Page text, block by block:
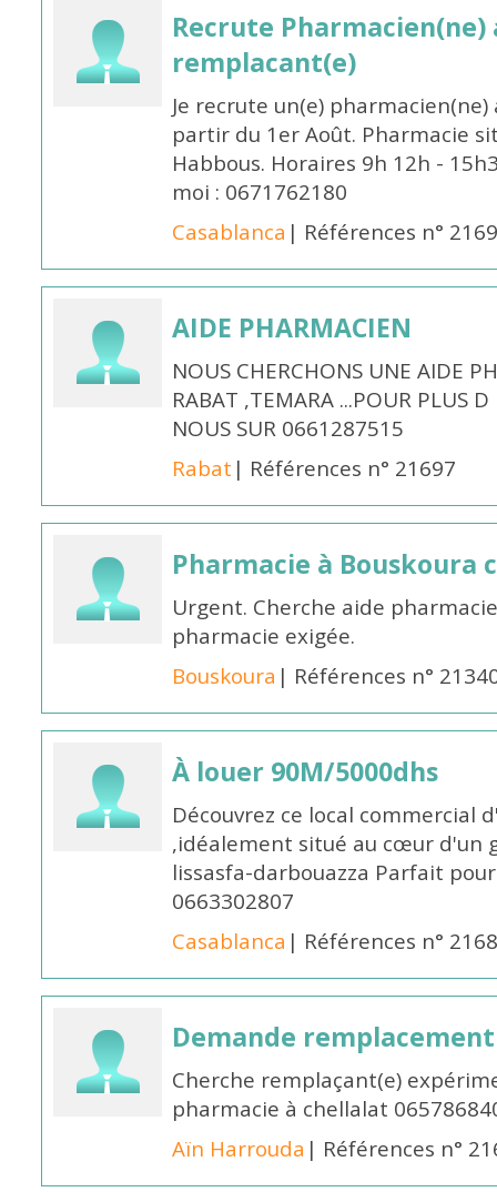
Recrute
remplacant(e)
Je recrute un(e)
partir du 1er Août. Pharmacie
Habbous. Horaires 9h 12h -
moi : 0671762180
Casablanca | Références n°
AIDE PHARMACIEN
NOUS CHERCHONS UNE AIDE
RABAT ,TEMARA ...POUR PLUS
NOUS SUR 0661287515
Rabat | Références n° 21697
Pharmacie à Bouskoura
Urgent. Cherche aide
pharmacie exigée.
Bouskoura | Références n°
À louer 90M/5000dhs
Découvrez ce local commercial
,idéalement situé au cœur d'un
lissasfa-darbouazza Parfait
0663302807
Casablanca | Références n°
Demande remplacement
Cherche remplaçant(e)
pharmacie à chellalat
Aïn Harrouda | Références n°